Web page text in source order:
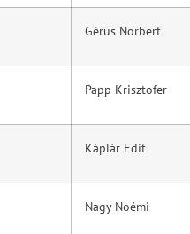
Gérus Norbert
Papp Krisztofer
Káplár Edit
Nagy Noémi